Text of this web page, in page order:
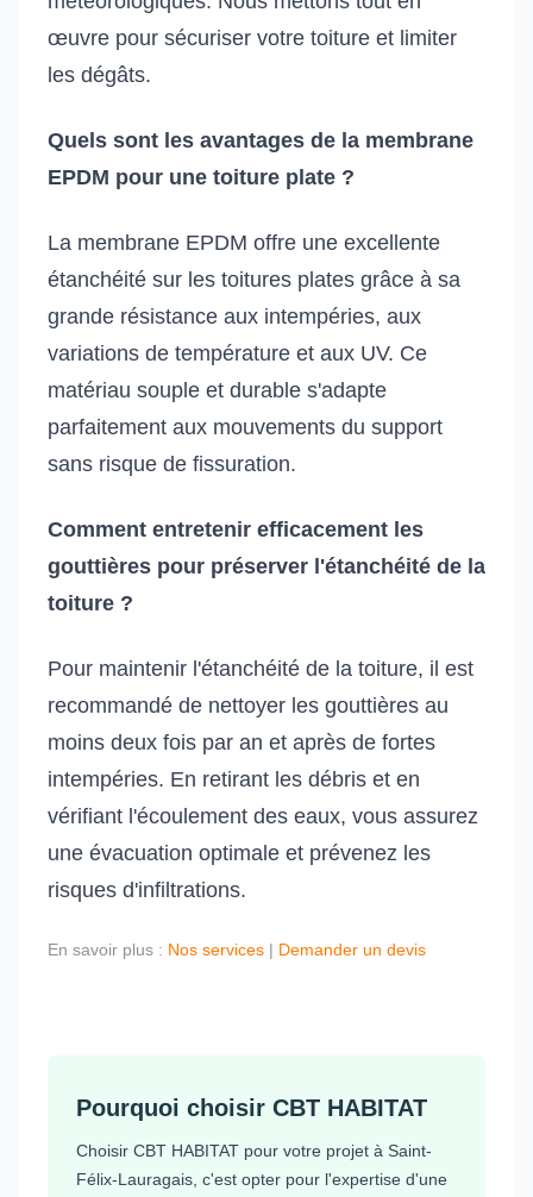
œuvre pour sécuriser votre toiture et limiter
les dégâts.
Quels sont les avantages de la membrane
EPDM pour une toiture plate ?
La membrane EPDM offre une excellente
étanchéité sur les toitures plates grâce à sa
grande résistance aux intempéries, aux
variations de température et aux UV. Ce
matériau souple et durable s'adapte
parfaitement aux mouvements du support
sans risque de fissuration.
Comment entretenir efficacement les
gouttières pour préserver l'étanchéité de la
toiture ?
Pour maintenir l'étanchéité de la toiture, il est
recommandé de nettoyer les gouttières au
moins deux fois par an et après de fortes
intempéries. En retirant les débris et en
vérifiant l'écoulement des eaux, vous assurez
une évacuation optimale et prévenez les
risques d'infiltrations.
En savoir plus : Nos services | Demander un devis
Pourquoi choisir CBT HABITAT
Choisir CBT HABITAT pour votre projet à Saint-
Félix-Lauragais, c'est opter pour l'expertise d'une